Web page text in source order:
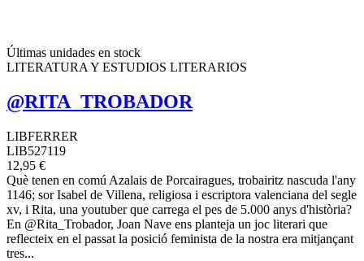
Últimas unidades en stock
LITERATURA Y ESTUDIOS LITERARIOS
@RITA_TROBADOR
LIBFERRER
LIB527119
12,95 €
Què tenen en comú Azalais de Porcairagues, trobairitz nascuda l'any
1146; sor Isabel de Villena, religiosa i escriptora valenciana del segle
xv, i Rita, una youtuber que carrega el pes de 5.000 anys d'història?
En @Rita_Trobador, Joan Nave ens planteja un joc literari que
reflecteix en el passat la posició feminista de la nostra era mitjançant
tres...